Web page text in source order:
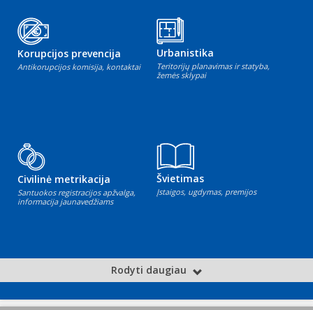
Korupcijos prevencija
Antikorupcijos komisija, kontaktai
Urbanistika
Teritorijų planavimas ir statyba,
žemės sklypai
Civilinė metrikacija
Santuokos registracijos apžvalga,
informacija jaunavedžiams
Švietimas
Įstaigos, ugdymas, premijos
Rodyti daugiau